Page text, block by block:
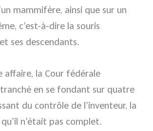
mammifère, ainsi que sur un
c’est-à-dire la souris
ses descendants.
affaire, la Cour fédérale
en se fondant sur quatre
du contrôle de l’inventeur, la
n’était pas complet.